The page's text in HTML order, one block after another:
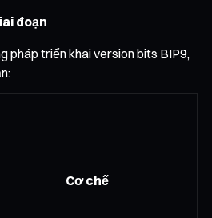
đoạn
pháp triển khai version bits BIP9,
Cơ chế